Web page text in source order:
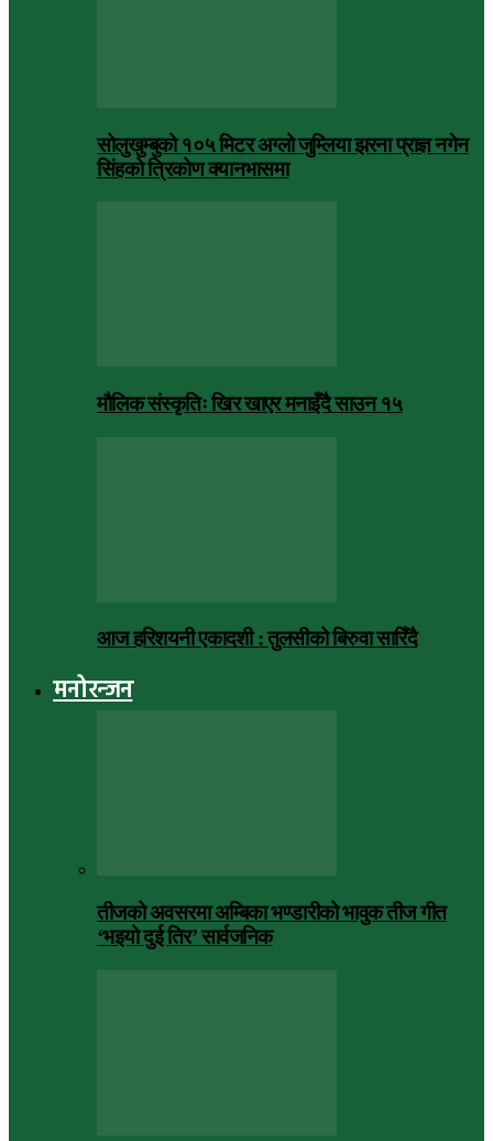
सोलुखुम्बुको १०५ मिटर अग्लो जुम्लिया झरना प्राज्ञ नगेन
सिंहको त्रिकोण क्यानभासमा
मौलिक संस्कृतिः खिर खाएर मनाइँदै साउन १५
आज हरिशयनी एकादशी : तुलसीको बिरुवा सारिँदै
मनोरन्जन
तीजको अवसरमा अम्बिका भण्डारीको भावुक तीज गीत
‘भइयो दुई तिर’ सार्वजनिक